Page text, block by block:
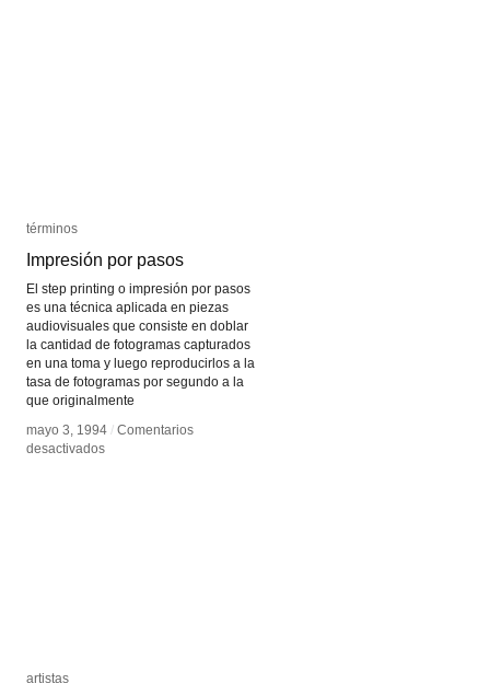
términos
Impresión por pasos
El step printing o impresión por pasos
es una técnica aplicada en piezas
audiovisuales que consiste en doblar
la cantidad de fotogramas capturados
en una toma y luego reproducirlos a la
tasa de fotogramas por segundo a la
que originalmente
mayo 3, 1994 / Comentarios
desactivadosen
términos
Impresión por pasos
mayo 3, 1994 / Comentarios
desactivadosen
artistas
artistas